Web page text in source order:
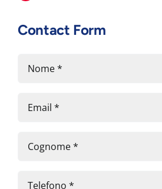
Contact Form